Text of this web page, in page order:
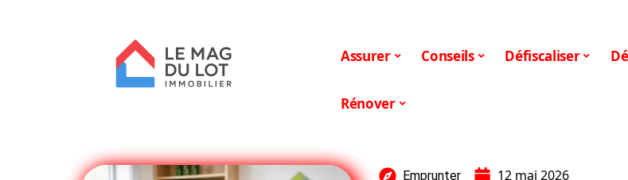
Assurer Conseils Défiscaliser
Rénover
Emprunter 12 mai 2026